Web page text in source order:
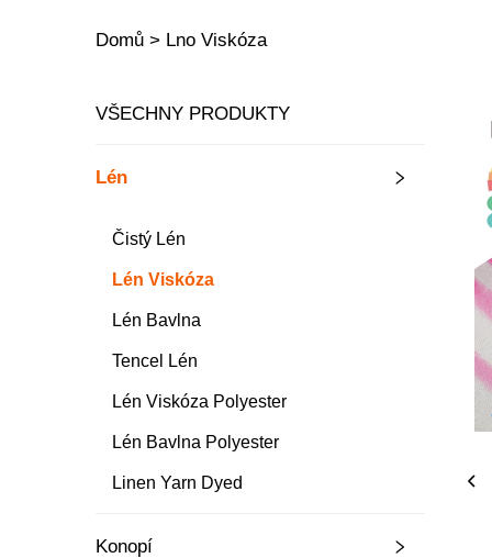
Domů > Lno Viskóza
VŠECHNY PRODUKTY
Lén
Čistý Lén
Lén Viskóza
Lén Bavlna
Tencel Lén
Lén Viskóza Polyester
Lén Bavlna Polyester
Linen Yarn Dyed
Konopí